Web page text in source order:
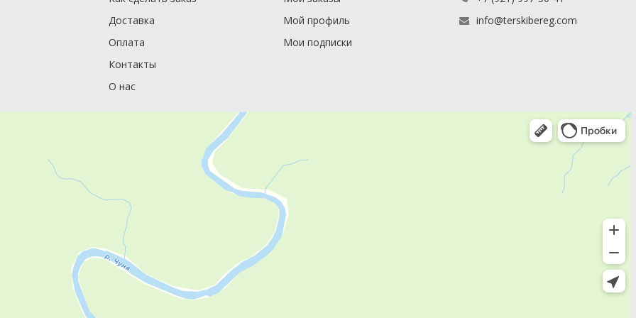
Доставка
Оплата
Контакты
О нас
Мой профиль
Мои подписки
info@terskibereg.com